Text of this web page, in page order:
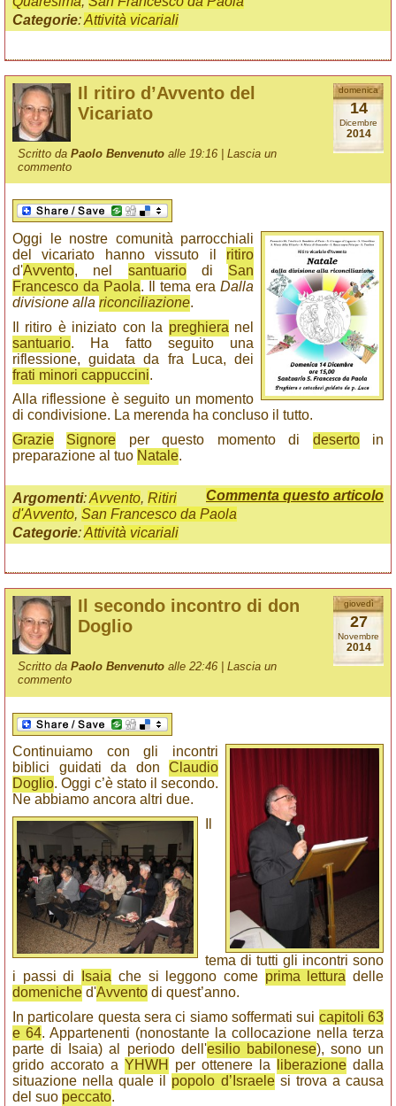
Categorie:Attività vicariali
domenica
14
Dicembre
2014
Il ritiro d’Avvento del
Vicariato
Scritto daPaolo Benvenuto alle 19:16 |Lascia un
commento
Oggi le nostre comunità parrocchiali
del vicariato hanno vissuto il ritiro
d'Avvento, nel santuariodi San
Francesco da Paola. Il tema era Dalla
divisione alla riconciliazione.
Il ritiro è iniziato con la preghiera nel
santuario. Ha fatto seguito una
riflessione, guidata da fra Luca, dei
frati minori cappuccini.
Alla riflessione è seguito un momento
di condivisione. La merenda ha concluso il tutto.
Grazie
Signore per questo momento di desertoin
preparazione al tuo Natale.
Commenta questo articolo
Argomenti:Avvento, Ritiri
d'Avvento, San Francesco da Paola
Categorie:Attività vicariali
giovedì
27
Novembre
2014
Il secondo incontro di don
Doglio
Scritto daPaolo Benvenuto alle 22:46 |Lascia un
commento
Continuiamo con gli incontri
biblici guidati da don Claudio
Doglio. Oggi c’è stato il secondo.
Ne abbiamo ancora altri due.
tema di tutti gli incontri sono
i passi di
Isaia che si leggono come prima lettura delle
domeniche d'Avvento di quest’anno.
In particolare questa sera ci siamo soffermati sui capitoli 63
e 64. Appartenenti (nonostante la collocazione nella terza
parte di Isaia) al periodo dell'esilio babilonese), sono un
grido accorato a YHWH per ottenere la liberazione dalla
situazione nella quale il popolo d’Israelesi trova a causa
del suo peccato.